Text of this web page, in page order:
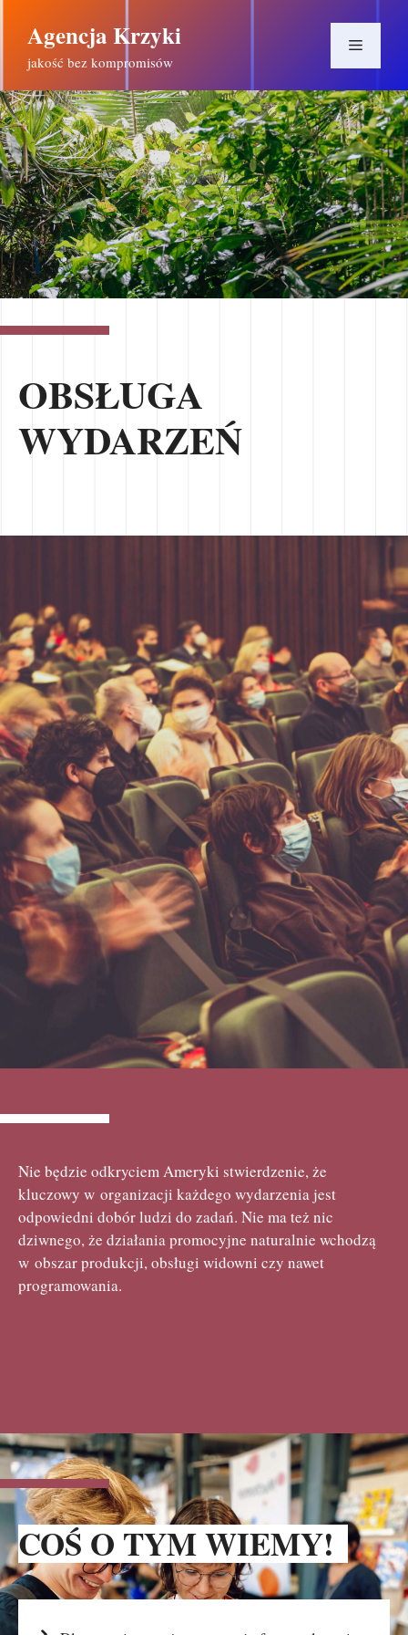
treści
Agencja Krzyki
jakość bez kompromisów
Menu
OBSŁUGA
WYDARZEŃ
Nie będzie odkryciem Ameryki stwierdzenie, że
kluczowy w organizacji każdego wydarzenia jest
odpowiedni dobór ludzi do zadań. Nie ma też nic
dziwnego, że działania promocyjne naturalnie wchodzą
w obszar produkcji, obsługi widowni czy nawet
programowania.
COŚ O TYM WIEMY!